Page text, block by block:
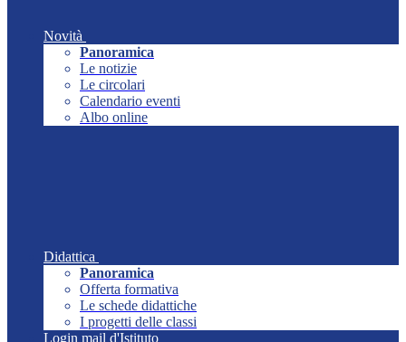
Novità
Panoramica
Le notizie
Le circolari
Calendario eventi
Albo online
Didattica
Panoramica
Offerta formativa
Le schede didattiche
I progetti delle classi
Login mail d'Istituto